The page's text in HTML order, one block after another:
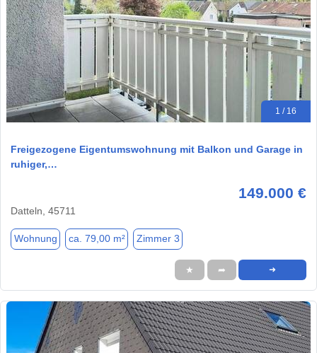
1 / 16
Freigezogene Eigentumswohnung mit Balkon und Garage in
ruhiger,…
149.000 €
Datteln, 45711
Wohnung ca. 79,00 m² Zimmer 3
★ ➦ ➜